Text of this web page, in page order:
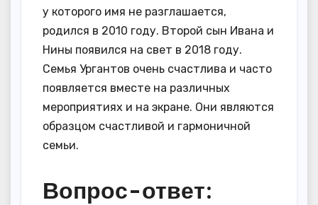
у которого имя не разглашается,
родился в 2010 году. Второй сын Ивана и
Нины появился на свет в 2018 году.
Семья Ургантов очень счастлива и часто
появляется вместе на различных
мероприятиях и на экране. Они являются
образцом счастливой и гармоничной
семьи.
Вопрос-ответ: